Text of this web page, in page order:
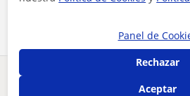
¿Hay algún error en este perfil?
Panel de
Rechazar
Aceptar